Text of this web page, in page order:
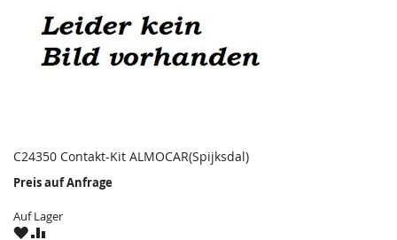
C24350 Contakt-Kit ALMOCAR(Spijksdal)
Preis auf Anfrage
Auf Lager
ZUZU